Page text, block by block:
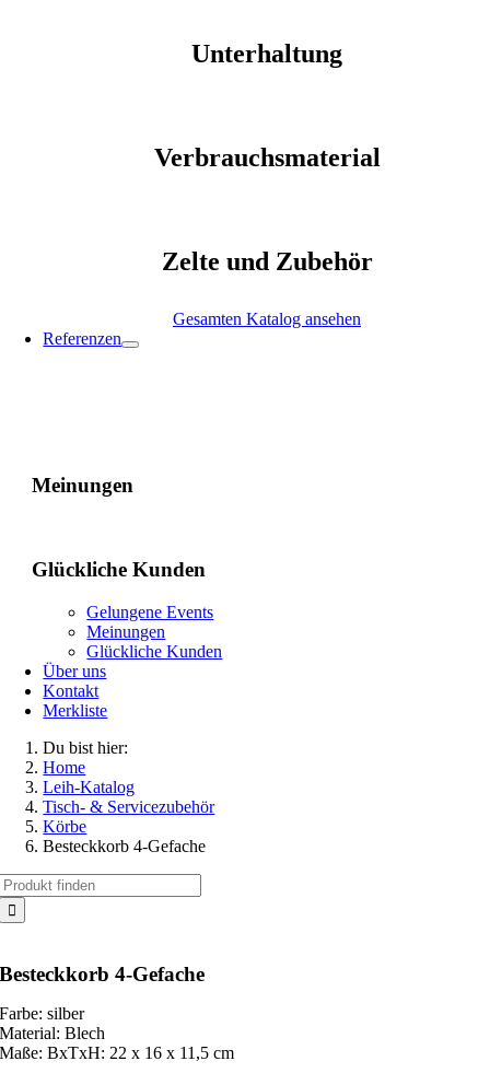
Unterhaltung
Verbrauchsmaterial
Zelte und Zubehör
Gesamten Katalog ansehen
Referenzen
Meinungen
Glückliche Kunden
Gelungene Events
Meinungen
Glückliche Kunden
Über uns
Kontakt
Merkliste
Du bist hier:
Home
Leih-Katalog
Tisch- & Servicezubehör
Körbe
Besteckkorb 4-Gefache
Besteckkorb 4-Gefache
Farbe: silber
Material: Blech
Maße: BxTxH: 22 x 16 x 11,5 cm